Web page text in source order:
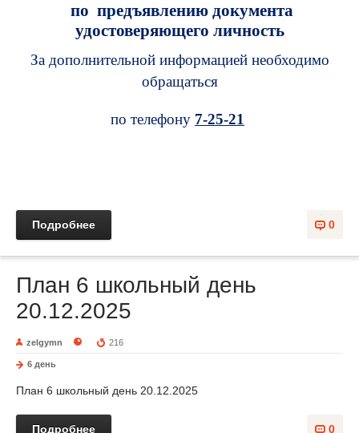
по предъявлению документа
удостоверяющего личность
За дополнительной информацией необходимо
обращаться
по телефону 7-25-21
0
Подробнее
План 6 школьный день
20.12.2025
zelgymn 216
6 день
План 6 школьный день 20.12.2025
0
Подробнее